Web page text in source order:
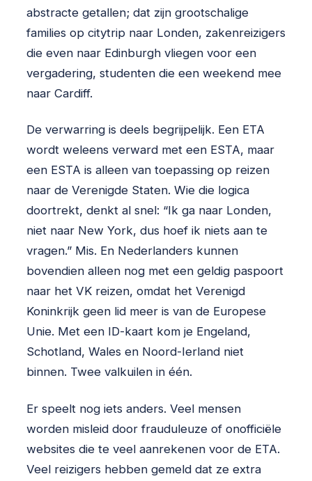
abstracte getallen; dat zijn grootschalige
families op citytrip naar Londen, zakenreizigers
die even naar Edinburgh vliegen voor een
vergadering, studenten die een weekend mee
naar Cardiff.
De verwarring is deels begrijpelijk. Een ETA
wordt weleens verward met een ESTA, maar
een ESTA is alleen van toepassing op reizen
naar de Verenigde Staten. Wie die logica
doortrekt, denkt al snel: “Ik ga naar Londen,
niet naar New York, dus hoef ik niets aan te
vragen.” Mis. En Nederlanders kunnen
bovendien alleen nog met een geldig paspoort
naar het VK reizen, omdat het Verenigd
Koninkrijk geen lid meer is van de Europese
Unie. Met een ID-kaart kom je Engeland,
Schotland, Wales en Noord-Ierland niet
binnen. Twee valkuilen in één.
Er speelt nog iets anders. Veel mensen
worden misleid door frauduleuze of onofficiële
websites die te veel aanrekenen voor de ETA.
Veel reizigers hebben gemeld dat ze extra